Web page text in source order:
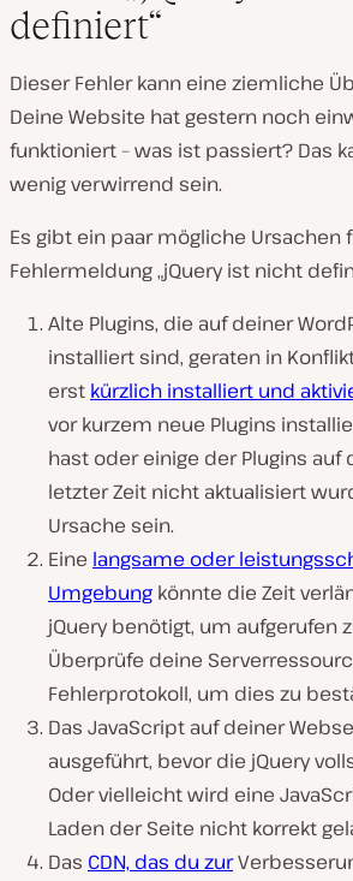
definiert“
Dieser Fehler kann eine ziemliche
Deine Website hat gestern noch
funktioniert – was ist passiert? Das
wenig verwirrend sein.
Es gibt ein paar mögliche Ursachen
Fehlermeldung „jQuery ist nicht
Alte Plugins, die auf deiner
installiert sind, geraten in
erst kürzlich installiert und
vor kurzem neue Plugins
hast oder einige der Plugins auf
letzter Zeit nicht aktualisiert
Ursache sein.
Eine langsame oder
Umgebung könnte die Zeit
jQuery benötigt, um aufgerufen
Überprüfe deine
Fehlerprotokoll, um dies zu
Das JavaScript auf deiner
ausgeführt, bevor die jQuery
Oder vielleicht wird eine
Laden der Seite nicht korrekt
Das CDN, das du zur